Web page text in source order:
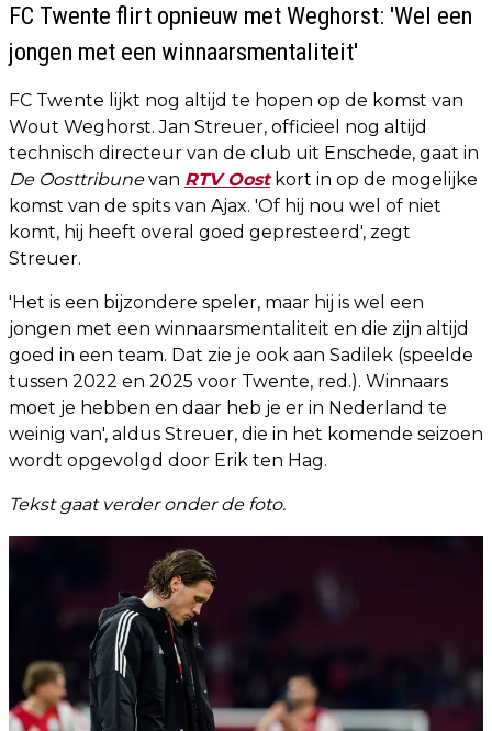
FC Twente flirt opnieuw met Weghorst: 'Wel een
jongen met een winnaarsmentaliteit'
FC Twente lijkt nog altijd te hopen op de komst van
Wout Weghorst. Jan Streuer, officieel nog altijd
technisch directeur van de club uit Enschede, gaat in
De Oosttribunevan RTV Oostkort in op de mogelijke
komst van de spits van Ajax. 'Of hij nou wel of niet
komt, hij heeft overal goed gepresteerd', zegt
Streuer.
'Het is een bijzondere speler, maar hij is wel een
jongen met een winnaarsmentaliteit en die zijn altijd
goed in een team. Dat zie je ook aan Sadilek (speelde
tussen 2022 en 2025 voor Twente, red.). Winnaars
moet je hebben en daar heb je er in Nederland te
weinig van', aldus Streuer, die in het komende seizoen
wordt opgevolgd door Erik ten Hag.
Tekst gaat verder onder de foto.